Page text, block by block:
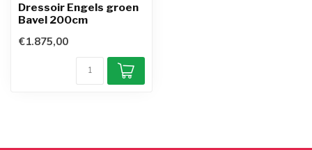
Dressoir Engels groen
Bavel 200cm
€1.875,00